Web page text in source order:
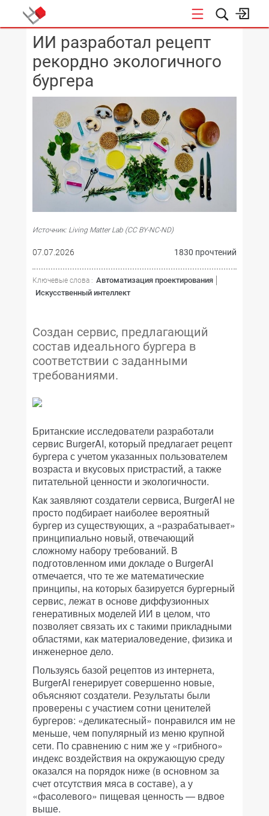
КОНФЕРЕНЦИИ
ИИ разработал рецепт
рекордно экологичного
бургера
Источник: Living Matter Lab (CC BY-NC-ND)
07.07.2026 1830 прочтений
Ключевые слова : Автоматизация проектирования
Искусственный интеллект
Создан сервис, предлагающий
состав идеального бургера в
соответствии с заданными
требованиями.
Британские исследователи разработали
сервис BurgerAI, который предлагает рецепт
бургера с учетом указанных пользователем
возраста и вкусовых пристрастий, а также
питательной ценности и экологичности.
Как заявляют создатели сервиса, BurgerAI не
просто подбирает наиболее вероятный
бургер из существующих, а «разрабатывает»
принципиально новый, отвечающий
сложному набору требований. В
подготовленном ими докладе о BurgerAI
отмечается, что те же математические
принципы, на которых базируется бургерный
сервис, лежат в основе диффузионных
генеративных моделей ИИ в целом, что
позволяет связать их с такими прикладными
областями, как материаловедение, физика и
инженерное дело.
Пользуясь базой рецептов из интернета,
BurgerAI генерирует совершенно новые,
объясняют создатели. Результаты были
проверены с участием сотни ценителей
бургеров: «деликатесный» понравился им не
меньше, чем популярный из меню крупной
сети. По сравнению с ним же у «грибного»
индекс воздействия на окружающую среду
оказался на порядок ниже (в основном за
счет отсутствия мяса в составе), а у
«фасолевого» пищевая ценность — вдвое
выше.